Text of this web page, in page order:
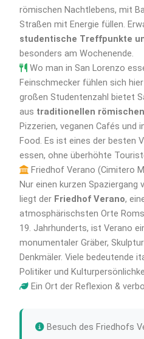
römischen Nachtlebens, mit
Straßen mit Energie füllen.
studentische Treffpunkte
besonders am Wochenende.
Wo man in San Lorenzo
Feinschmecker fühlen sich
großen Studentenzahl bietet
aus traditionellen
Pizzerien, veganen Cafés und
Food. Es ist eines der besten
essen, ohne überhöhte
Friedhof Verano (Cimitero
Nur einen kurzen
liegt der Friedhof Verano,
atmosphärischsten Orte
19. Jahrhunderts, ist Verano
monumentaler Gräber,
Denkmäler. Viele bedeutende
Politiker und
Ein Ort der Reflexion &
Besuch des Friedhofs